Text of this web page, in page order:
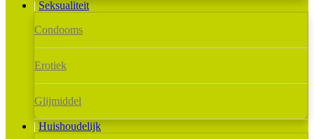
Seksualiteit
Condooms
Erotiek
Glijmiddel
Huishoudelijk